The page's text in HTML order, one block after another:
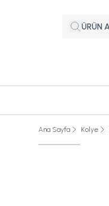
Ana Sayfa Kolye